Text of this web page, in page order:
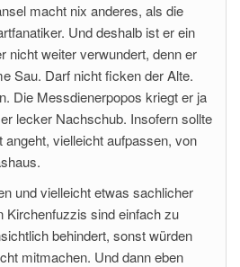
macht nix anderes, als die
Und deshalb ist er ein
nicht weiter verwundert, denn er
Sau. Darf nicht ficken der Alte.
Die Messdienerpopos kriegt er ja
lecker Nachschub. Insofern sollte
vielleicht aufpassen, von
und vielleicht etwas sachlicher
Kirchenfuzzis sind einfach zu
behindert, sonst würden
mitmachen. Und dann eben